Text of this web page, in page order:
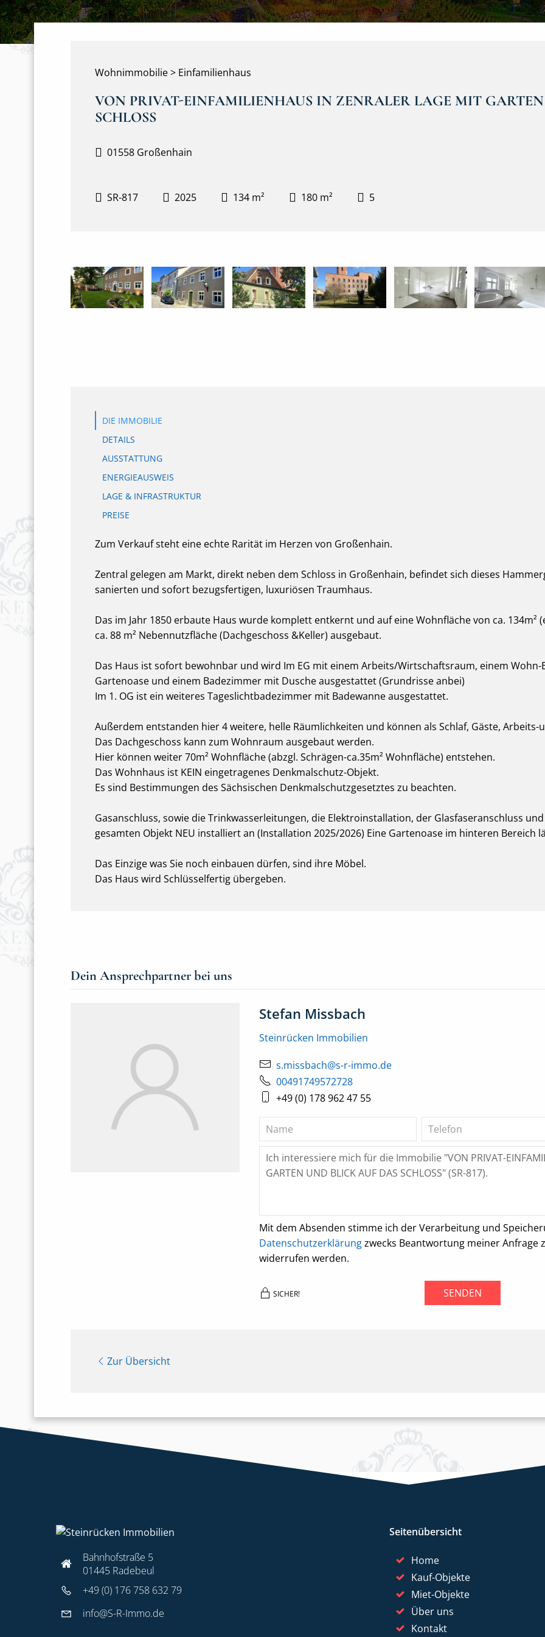
Wohnimmobilie > Einfamilienhaus
VON PRIVAT-EINFAMILIENHAUS IN ZENRALER LAGE MIT
SCHLOSS
01558 Großenhain
SR-817 2025 134 m² 180 m² 5
DIE IMMOBILIE
DETAILS
AUSSTATTUNG
ENERGIEAUSWEIS
LAGE & INFRASTRUKTUR
PREISE
Zum Verkauf steht eine echte Rarität im Herzen von Großenhain.
Zentral gelegen am Markt, direkt neben dem Schloss in Großenhain, befindet sich dieses
sanierten und sofort bezugsfertigen, luxuriösen Traumhaus.
Das im Jahr 1850 erbaute Haus wurde komplett entkernt und auf eine Wohnfläche von ca. 134m²
ca. 88 m² Nebennutzfläche (Dachgeschoss &Keller) ausgebaut.
Das Haus ist sofort bewohnbar und wird Im EG mit einem Arbeits/Wirtschaftsraum, einem
Gartenoase und einem Badezimmer mit Dusche ausgestattet (Grundrisse anbei)
Im 1. OG ist ein weiteres Tageslichtbadezimmer mit Badewanne ausgestattet.
Außerdem entstanden hier 4 weitere, helle Räumlichkeiten und können als Schlaf, Gäste,
Das Dachgeschoss kann zum Wohnraum ausgebaut werden.
Hier können weiter 70m² Wohnfläche (abzgl. Schrägen-ca.35m² Wohnfläche) entstehen.
Das Wohnhaus ist KEIN eingetragenes Denkmalschutz-Objekt.
Es sind Bestimmungen des Sächsischen Denkmalschutzgesetztes zu beachten.
Gasanschluss, sowie die Trinkwasserleitungen, die Elektroinstallation, der Glasfaseranschluss
gesamten Objekt NEU installiert an (Installation 2025/2026) Eine Gartenoase im hinteren Bereich
Das Einzige was Sie noch einbauen dürfen, sind ihre Möbel.
Das Haus wird Schlüsselfertig übergeben.
Dein Ansprechpartner bei uns
Stefan Missbach
Steinrücken Immobilien
s.missbach@s-r-immo.de
00491749572728
+49 (0) 178 962 47 55
Mit dem Absenden stimme ich der Verarbeitung und
Datenschutzerklärungzwecks Beantwortung meiner Anfrage
widerrufen werden.
SICHER! SENDEN
Zur Übersicht
Bahnhofstraße 5
01445 Radebeul
+49 (0) 176 758 632 79
info@S-R-Immo.de
Seitenübersicht
Home
Kauf-Objekte
Miet-Objekte
Über uns
Kontakt